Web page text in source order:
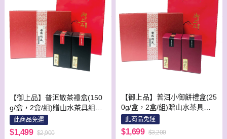
【御上品】普洱散茶禮盒(150
g/盒，2盒/組)贈山水茶具組1
組！
此商品免運
$1,499 $2,900
【御上品】普洱小御餅禮盒(25
0g/盒，2盒/組)贈山水茶具組1
組！
此商品免運
$1,699 $3,200